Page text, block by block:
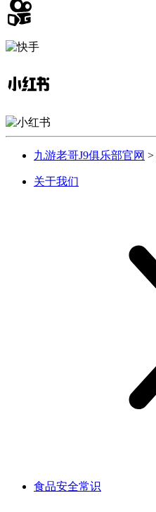
九游老哥J9俱乐部官网 >
关于我们
食品安全常识